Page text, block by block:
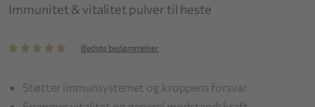
Immunitet & vitalitet pulver til heste
Bedste bedømmelser
Støtter immunsystemet og kroppens forsvar